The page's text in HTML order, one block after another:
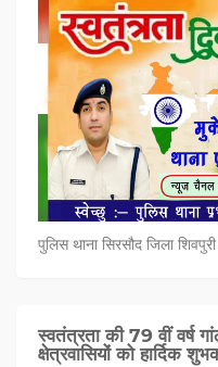
पुलिस थाना सिरसौद जिला
स्वतंत्रता की 79 वीं वर्ष
क्षेत्रवासियों को हार्दिक